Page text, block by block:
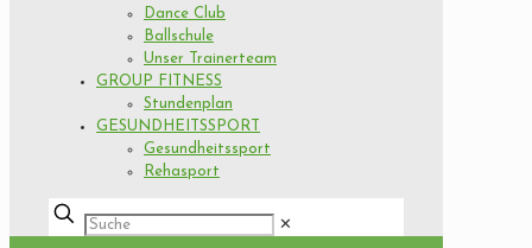
Dance Club
Ballschule
Unser Trainerteam
GROUP FITNESS
Stundenplan
GESUNDHEITSSPORT
Gesundheitssport
Rehasport
✕